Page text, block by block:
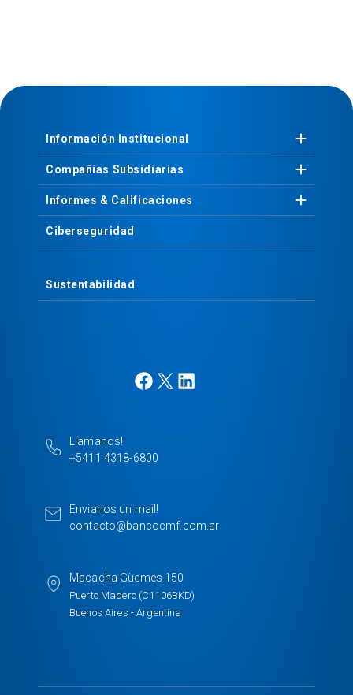
Información Institucional
Compañías Subsidiarias
Informes & Calificaciones
Ciberseguridad
Sustentabilidad
Llamanos!
+5411 4318-6800
Envianos un mail!
contacto@bancocmf.com.ar
Macacha Güemes 150
Puerto Madero (C1106BKD)
Buenos Aires - Argentina
F
b
X
L